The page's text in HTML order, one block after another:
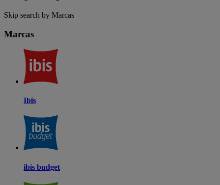
Skip search by Marcas
Marcas
Ibis
ibis budget